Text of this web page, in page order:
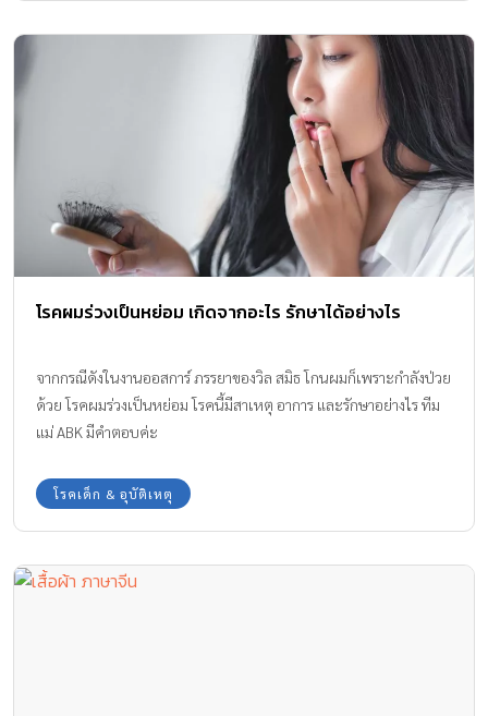
โรคผมร่วงเป็นหย่อม เกิดจากอะไร รักษาได้อย่างไร
จากกรณีดังในงานออสการ์ ภรรยาของวิล สมิธ โกนผมก็เพราะกำลังป่วย
ด้วย โรคผมร่วงเป็นหย่อม โรคนี้มีสาเหตุ อาการ และรักษาอย่างไร ทีม
แม่ ABK มีคำตอบค่ะ
โรคเด็ก & อุบัติเหตุ